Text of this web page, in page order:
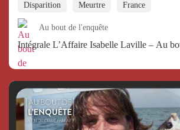
Disparition Meurtre France
Au bout de l'enquête
Intégrale L’Affaire Isabelle Laville – Au